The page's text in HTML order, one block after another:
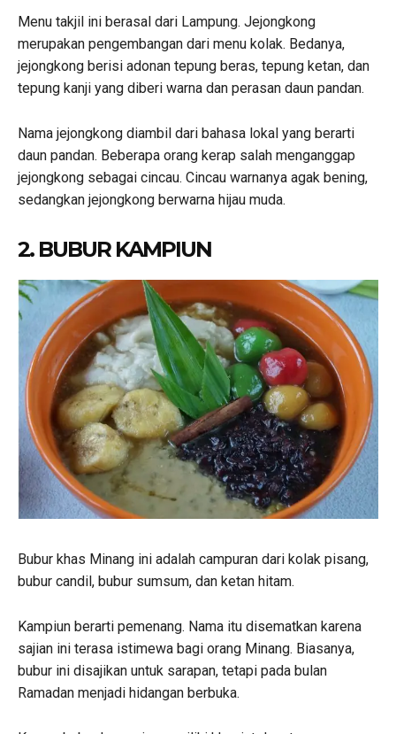
Menu takjil ini berasal dari Lampung. Jejongkong
merupakan pengembangan dari menu kolak. Bedanya,
jejongkong berisi adonan tepung beras, tepung ketan, dan
tepung kanji yang diberi warna dan perasan daun pandan.
Nama jejongkong diambil dari bahasa lokal yang berarti
daun pandan. Beberapa orang kerap salah menganggap
jejongkong sebagai cincau. Cincau warnanya agak bening,
sedangkan jejongkong berwarna hijau muda.
2. BUBUR KAMPIUN
Bubur khas Minang ini adalah campuran dari kolak pisang,
bubur candil, bubur sumsum, dan ketan hitam.
Kampiun berarti pemenang. Nama itu disematkan karena
sajian ini terasa istimewa bagi orang Minang. Biasanya,
bubur ini disajikan untuk sarapan, tetapi pada bulan
Ramadan menjadi hidangan berbuka.